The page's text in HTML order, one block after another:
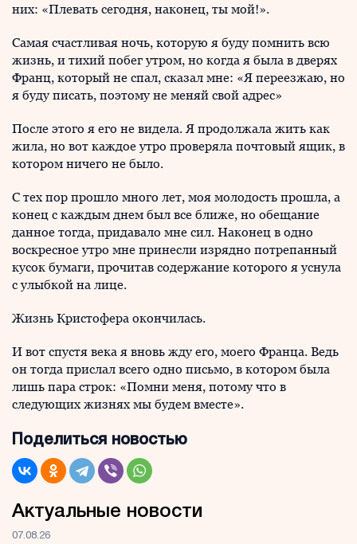
них: «Плевать сегодня, наконец, ты мой!».
Самая счастливая ночь, которую я буду помнить всю
жизнь, и тихий побег утром, но когда я была в дверях
Франц, который не спал, сказал мне: «Я переезжаю, но
я буду писать, поэтому не меняй свой адрес»
После этого я его не видела. Я продолжала жить как
жила, но вот каждое утро проверяла почтовый ящик, в
котором ничего не было.
С тех пор прошло много лет, моя молодость прошла, а
конец с каждым днем был все ближе, но обещание
данное тогда, придавало мне сил. Наконец в одно
воскресное утро мне принесли изрядно потрепанный
кусок бумаги, прочитав содержание которого я уснула
с улыбкой на лице.
Жизнь Кристофера окончилась.
И вот спустя века я вновь жду его, моего Франца. Ведь
он тогда прислал всего одно письмо, в котором была
лишь пара строк: «Помни меня, потому что в
следующих жизнях мы будем вместе».
Поделиться новостью
Актуальные новости
07.08.26